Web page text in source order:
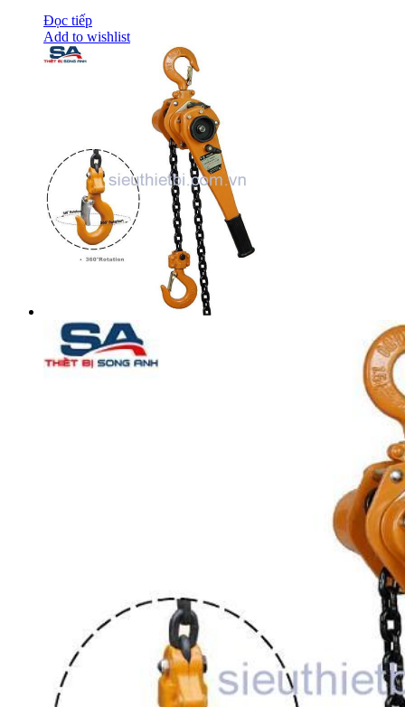
Đọc tiếp
Add to wishlist